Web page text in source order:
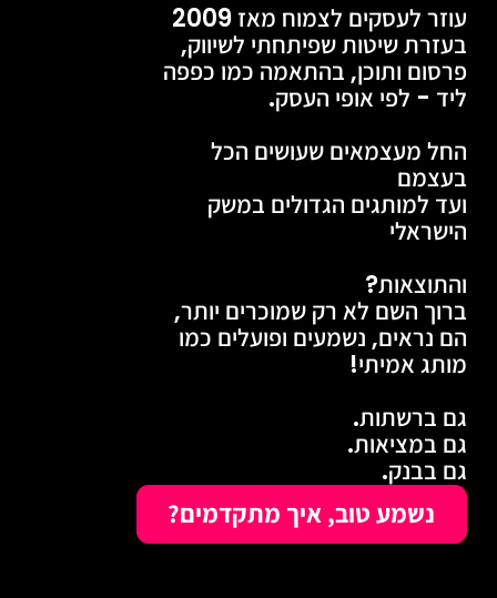
עוזר לעסקים לצמוח מאז 2009
בעזרת שיטות שפיתחתי לשיווק,
פרסום ותוכן, בהתאמה כמו כפפה
ליד - לפי אופי העסק.
החל מעצמאים שעושים הכל
בעצמם
ועד למותגים הגדולים במשק
הישראלי
והתוצאות?
ברוך השם לא רק שמוכרים יותר,
הם נראים, נשמעים ופועלים כמו
מותג אמיתי!
גם ברשתות.
גם במציאות.
גם בבנק.
נשמע טוב, איך מתקדמים?